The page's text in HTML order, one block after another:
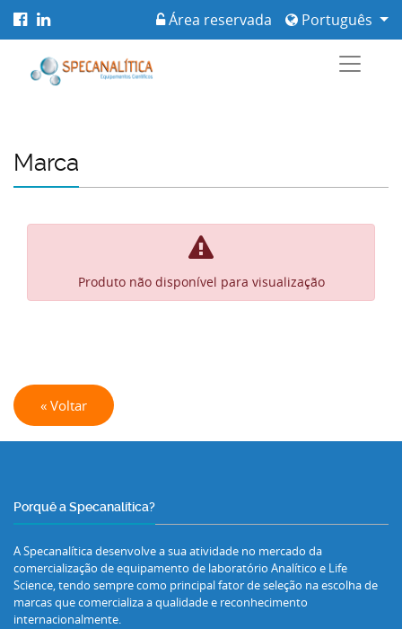
Português
Área reservada
Marca
Produto não disponível para visualização
« Voltar
Porquê a Specanalítica?
A Specanalítica desenvolve a sua atividade no mercado da
comercialização de equipamento de laboratório Analítico e Life
Science, tendo sempre como principal fator de seleção na escolha de
marcas que comercializa a qualidade e reconhecimento
internacionalmente.